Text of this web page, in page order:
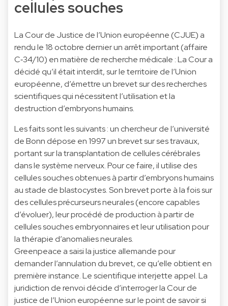
cellules souches
La Cour de Justice de l’Union européenne (CJUE) a
rendu le 18 octobre dernier un arrêt important (affaire
C‑34/10) en matière de recherche médicale : La Cour a
décidé qu’il était interdit, sur le territoire de l’Union
européenne, d’émettre un brevet sur des recherches
scientifiques qui nécessitent l’utilisation et la
destruction d’embryons humains.
Les faits sont les suivants : un chercheur de l’université
de Bonn dépose en 1997 un brevet sur ses travaux,
portant sur la transplantation de cellules cérébrales
dans le système nerveux. Pour ce faire, il utilise des
cellules souches obtenues à partir d’embryons humains
au stade de blastocystes. Son brevet porte à la fois sur
des cellules précurseurs neurales (encore capables
d’évoluer), leur procédé de production à partir de
cellules souches embryonnaires et leur utilisation pour
la thérapie d’anomalies neurales.
Greenpeace a saisi la justice allemande pour
demander l’annulation du brevet, ce qu’elle obtient en
première instance. Le scientifique interjette appel. La
juridiction de renvoi décide d’interroger la Cour de
justice de l’Union européenne sur le point de savoir si